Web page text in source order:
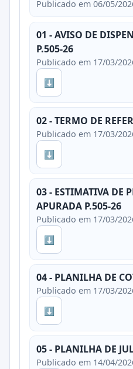
Publicado em 06/05/
01 - AVISO DE
P.505-26
Publicado em 17/03/
⬇
02 - TERMO DE
Publicado em 17/03/
⬇
03 - ESTIMATIVA DE
APURADA P.505-26
Publicado em 17/03/
⬇
04 - PLANILHA DE
Publicado em 17/03/
⬇
05 - PLANILHA DE
Publicado em 14/04/